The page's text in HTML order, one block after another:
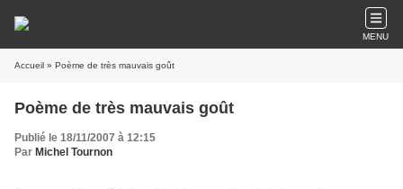
MENU
Accueil » Poème de très mauvais goût
Poème de très mauvais goût
Publié le 18/11/2007 à 12:15
Par Michel Tournon